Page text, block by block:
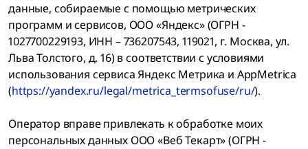
данные, собираемые с помощью метрических
программ и сервисов, ООО «Яндекс» (ОГРН -
1027700229193, ИНН – 736207543, 119021, г. Москва, ул.
Льва Толстого, д. 16) в соответствии с условиями
использования сервиса Яндекс Метрика и AppMetrica
(https://yandex.ru/legal/metrica_termsofuse/ru/).
Оператор вправе привлекать к обработке моих
персональных данных ООО «Веб Текарт» (ОГРН -